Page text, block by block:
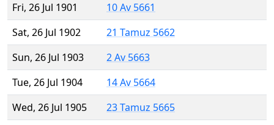
Fri, 26 Jul 1901
10 Av 5661
Sat, 26 Jul 1902
21 Tamuz 5662
Sun, 26 Jul 1903
2 Av 5663
Tue, 26 Jul 1904
14 Av 5664
Wed, 26 Jul 1905
23 Tamuz 5665